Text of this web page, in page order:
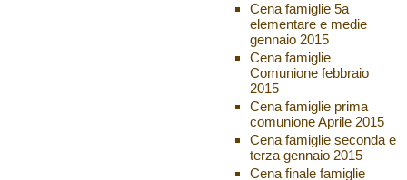
Cena famiglie 5a
elementare e medie
gennaio 2015
Cena famiglie
Comunione febbraio
2015
Cena famiglie prima
comunione Aprile 2015
Cena famiglie seconda e
terza gennaio 2015
Cena finale famiglie